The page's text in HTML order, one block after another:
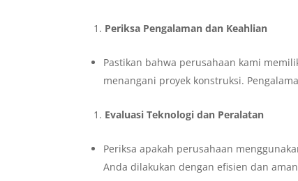
Periksa Pengalaman dan Keahlian
Pastikan bahwa perusahaan kami
menangani proyek konstruksi.
Evaluasi Teknologi dan Peralatan
Periksa apakah perusahaan
Anda dilakukan dengan efisien dan